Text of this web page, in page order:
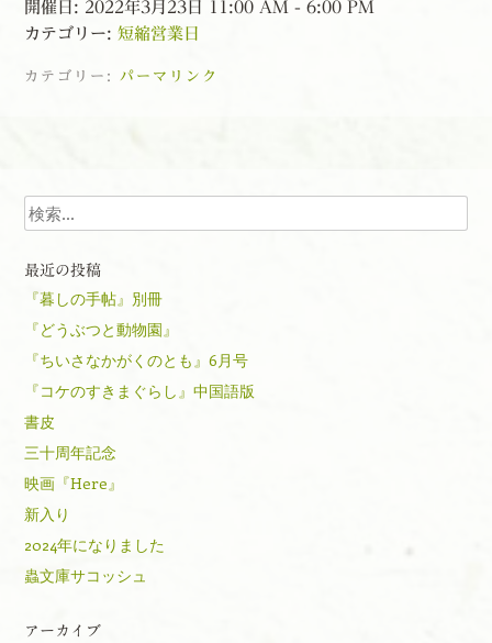
開催日: 2022年3月23日 11:00 AM - 6:00 PM
カテゴリー: 短縮営業日
カテゴリー: パーマリンク
検索
最近の投稿
『暮しの手帖』別冊
『どうぶつと動物園』
『ちいさなかがくのとも』6月号
『コケのすきまぐらし』中国語版
書皮
三十周年記念
映画『Here』
新入り
2024年になりました
蟲文庫サコッシュ
アーカイブ